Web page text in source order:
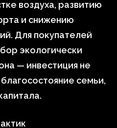
воздуха, развитию
и снижению
Для покупателей
экологически
— инвестиция не
семьи,